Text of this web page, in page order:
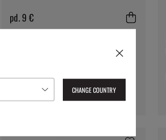
pd. 9 €
CHANGE COUNTRY